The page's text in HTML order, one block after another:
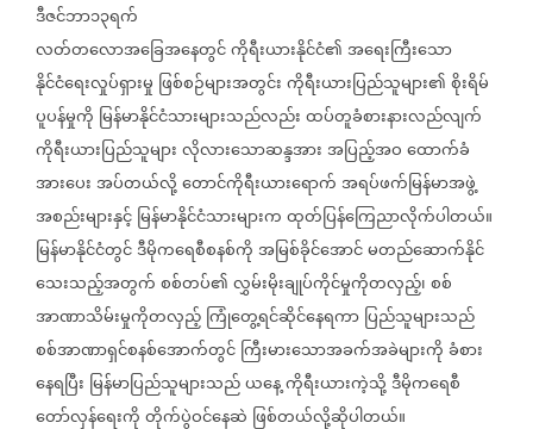
ဒီဇင်ဘာ၁၃ရက်
လတ်တလောအခြေအနေတွင်ကိုရီးယားနိုင်ငံ၏အရေးကြီးသော
နိုင်ငံရေးလှုပ်ရှားမှု ဖြစ်စဉ်များအတွင်းကိုရီးယားပြည်သူများ၏စိုးရိမ်
ပူပန်မှုကို မြန်မာနိုင်ငံသားများသည်လည်းထပ်တူခံစားနားလည်လျက်
ကိုရီးယားပြည်သူများလိုလားသောဆန္ဒအားအပြည့်အဝထောက်ခံ
အားပေးအပ်တယ်လို့တောင်ကိုရီးယားရောက်အရပ်ဖက်မြန်မာအဖွဲ့
အစည်းများနှင့်မြန်မာနိုင်ငံသားများကထုတ်ပြန်ကြေညာလိုက်ပါတယ်။
မြန်မာနိုင်ငံတွင်ဒီမိုကရေစီစနစ်ကိုအမြစ်ခိုင်အောင်မတည်ဆောက်နိုင်
သေးသည့်အတွက်စစ်တပ်၏လွှမ်းမိုးချုပ်ကိုင်မှုကိုတလှည့်၊စစ်
အာဏာသိမ်းမှုကိုတလှည့်ကြုံတွေ့ရင်ဆိုင်နေရကာပြည်သူများသည်
စစ်အာဏာရှင်စနစ်အောက်တွင်ကြီးမားသောအခက်အခဲများကိုခံစား
နေရပြီး မြန်မာပြည်သူများသည်ယနေ့ကိုရီးယားကဲ့သို့ဒီမိုကရေစီ
တော်လှန်ရေးကိုတိုက်ပွဲဝင်နေဆဲ ဖြစ်တယ်လို့ဆိုပါတယ်။